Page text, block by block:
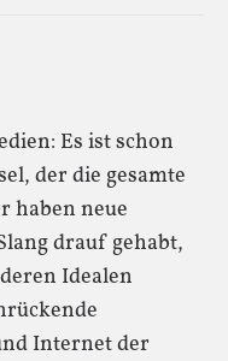
Es ist schon
der die gesamte
haben neue
drauf gehabt,
Idealen
Internet der